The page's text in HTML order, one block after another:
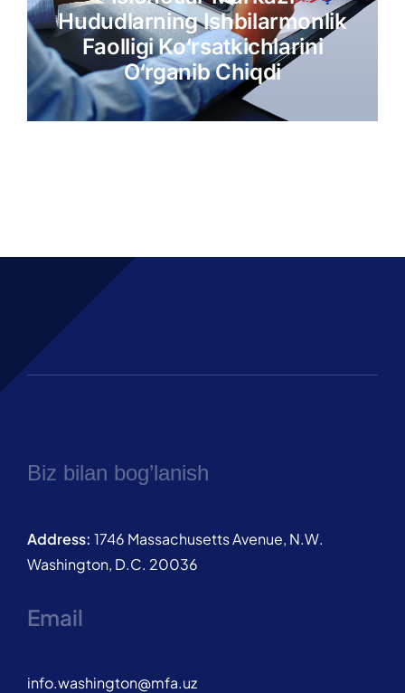
Hududlarning Ishbilarmonlik
Faolligi Ko‘rsatkichlarini
O‘rganib Chiqdi
Biz bilan bog’lanish
Address: 1746 Massachusetts Avenue, N.W.
Washington, D.C. 20036
Email
info.washington@mfa.uz